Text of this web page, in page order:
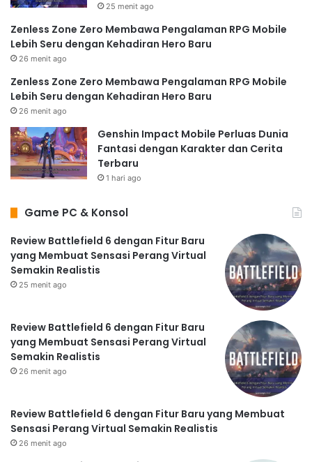
25 menit ago
Zenless Zone Zero Membawa Pengalaman RPG Mobile
Lebih Seru dengan Kehadiran Hero Baru
26 menit ago
Zenless Zone Zero Membawa Pengalaman RPG Mobile
Lebih Seru dengan Kehadiran Hero Baru
26 menit ago
Genshin Impact Mobile Perluas Dunia
Fantasi dengan Karakter dan Cerita
Terbaru
1 hari ago
Game PC & Konsol
Review Battlefield 6 dengan Fitur Baru
yang Membuat Sensasi Perang Virtual
Semakin Realistis
25 menit ago
Review Battlefield 6 dengan Fitur Baru
yang Membuat Sensasi Perang Virtual
Semakin Realistis
26 menit ago
Review Battlefield 6 dengan Fitur Baru yang Membuat
Sensasi Perang Virtual Semakin Realistis
26 menit ago